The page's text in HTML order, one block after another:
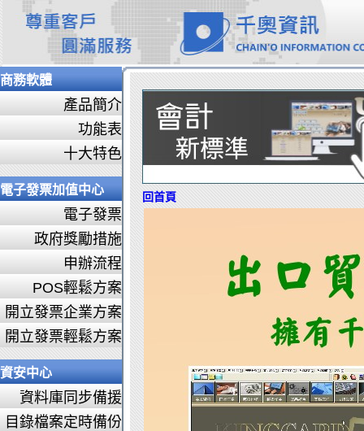
商務軟體
產品簡介
功能表
十大特色
電子發票加值中心
電子發票
政府獎勵措施
申辦流程
POS輕鬆方案
開立發票企業方案
開立發票輕鬆方案
資安中心
資料庫同步備援
目錄檔案定時備份
回首頁